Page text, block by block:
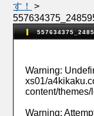
す！
>
Warning:
xs01/
content/
Warning: